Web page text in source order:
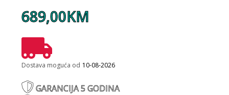
689,00KM
Dostava moguća od 10-08-2026
GARANCIJA 5 GODINA